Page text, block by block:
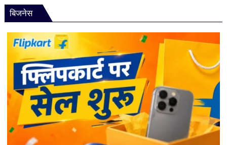
शिव
की
बाबा
बैद्यनाथ
होता
है
मां
काली
का
श्रृंगार?
बिजनेस